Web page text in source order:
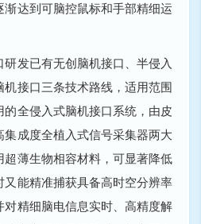
达到可脑控鼠标和手部精细运
发已有无创脑机接口、半侵入
接口三条技术路线，适用范围
全侵入式脑机接口系统，由皮
集成度全植入式信号采集器两大
薄生物相容材料，可显著降低
能精准捕获具备高时空分辨率
对精细脑电信息实时、高精度解